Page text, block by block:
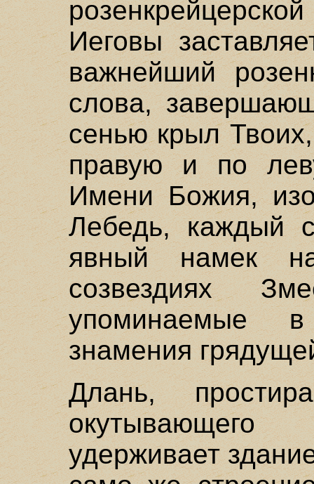
Иеговы
важнейший
слова,
сенью крыл
правую и по
Имени Божия,
Лебедь, каждый
явный намек
созвездиях
упоминаемые
знамения
Длань,
окутывающего
удерживает